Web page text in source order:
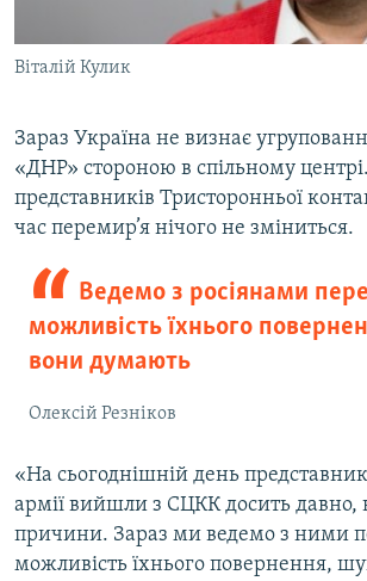
Віталій Кулик
Зараз Україна не визнає
«ДНР» стороною в спільному
представників Тристоронньої
час перемир’я нічого не зміниться.
Ведемо з росіянами
можливість їхнього
вони думають
Олексій Резніков
«На сьогоднішній день
армії вийшли з СЦКК досить давно,
причини. Зараз ми ведемо з ними
можливість їхнього повернення,